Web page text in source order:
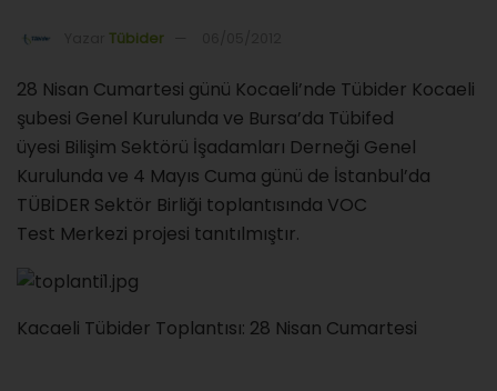
Tübider
28 Nisan Cumartesi günü Kocaeli’nde Tübider Kocaeli
şubesi Genel Kurulunda ve Bursa’da Tübifed
üyesi Bilişim Sektörü İşadamları Derneği Genel
Kurulunda ve 4 Mayıs Cuma günü de İstanbul’da
TÜBİDER Sektör Birliği toplantısında VOC
Test Merkezi projesi tanıtılmıştır.
Kacaeli Tübider Toplantısı: 28 Nisan Cumartesi